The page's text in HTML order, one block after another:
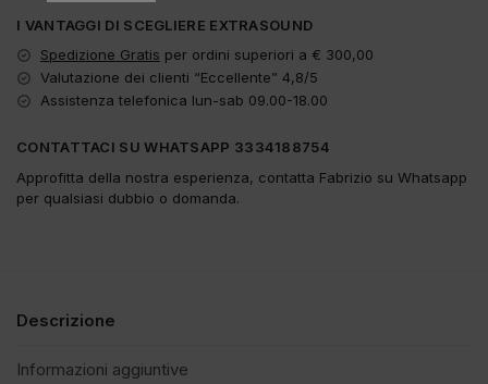
I VANTAGGI DI SCEGLIERE EXTRASOUND
Spedizione Gratis per ordini superiori a € 300,00
Valutazione dei clienti “Eccellente” 4,8/5
Assistenza telefonica lun-sab 09.00-18.00
CONTATTACI SU WHATSAPP 3334188754
Approfitta della nostra esperienza, contatta Fabrizio su Whatsapp
per qualsiasi dubbio o domanda.
Descrizione
Informazioni aggiuntive